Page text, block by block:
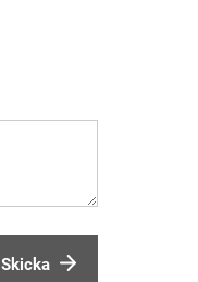
Skicka